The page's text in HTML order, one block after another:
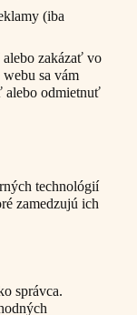
(iba
zakázať vo
sa vám
alebo odmietnuť
technológií
zamedzujú ich
správca.